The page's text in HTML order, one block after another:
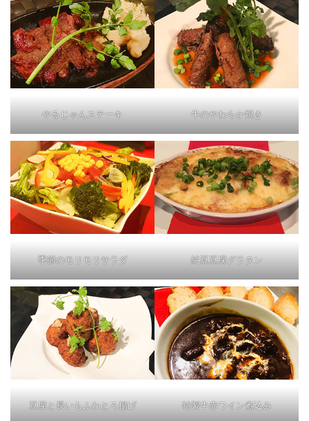
やるじゃんステーキ 牛のやわらか焼き
季節のモリモリサラダ 納豆豆腐グラタン
豆腐と長いもふわとろ揚げ 特製牛赤ワイン煮込み